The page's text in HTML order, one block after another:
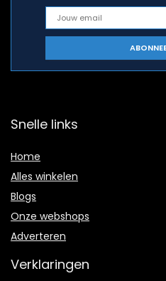
Snelle links
Home
Alles winkelen
Blogs
Onze webshops
Adverteren
Verklaringen